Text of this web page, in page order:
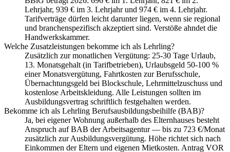
Lehrjahr, 939 € im 3. Lehrjahr und 974 € im 4. Lehrjahr.
Tarifverträge dürfen leicht darunter liegen, wenn sie regional
und branchenspezifisch akzeptiert sind. Verstöße ahndet die
Handwerkskammer.
Welche Zusatzleistungen bekomme ich als Lehrling?
Zusätzlich zur monatlichen Vergütung: 25-30 Tage Urlaub,
13. Monatsgehalt (in Tarifbetrieben), Urlaubsgeld 50-100 %
einer Monatsvergütung, Fahrtkosten zur Berufsschule,
Übernachtungsgeld bei Blockschule, Lehrmittelzuschuss und
kostenlose Arbeitskleidung. Alle Leistungen sollten im
Ausbildungsvertrag schriftlich festgehalten werden.
Bekomme ich als Lehrling Berufsausbildungsbeihilfe (BAB)?
Ja, bei eigener Wohnung außerhalb des Elternhauses besteht
Anspruch auf BAB der Arbeitsagentur — bis zu 723 €/Monat
zusätzlich zur Ausbildungsvergütung. Höhe richtet sich nach
Einkommen der Eltern und eigenen Mietkosten. Antrag VOR